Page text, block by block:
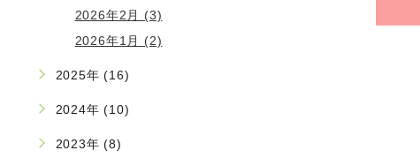
2026年2月 (3)
2026年1月 (2)
2025年 (16)
2024年 (10)
2023年 (8)